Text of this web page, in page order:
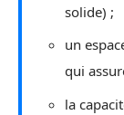
solide) ;
un
qui
la